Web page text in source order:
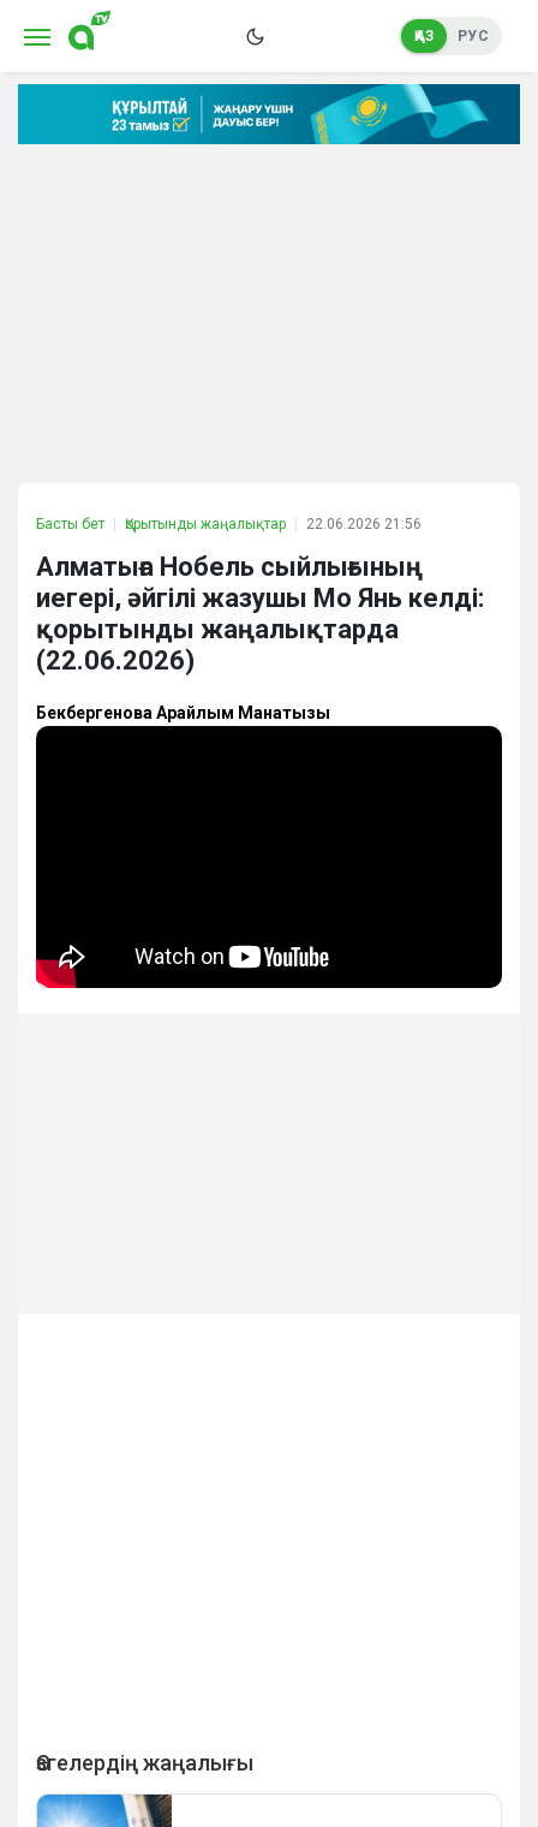
ҚАЗ РУС
Басты бет Қорытынды жаңалықтар 22.06.2026 21:56
Алматыға Нобель сыйлығының
иегері, әйгілі жазушы Мо Янь келді:
қорытынды жаңалықтарда
(22.06.2026)
Бекбергенова Арайлым Манатқызы